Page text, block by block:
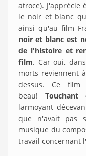
atroce).
le noir et blanc
ainsi qu'au film
noir et blanc est
de l'histoire et
film. Car oui,
morts reviennent
dessus. Ce
beau!
larmoyant
que n'avait pas
musique du
travail concernant